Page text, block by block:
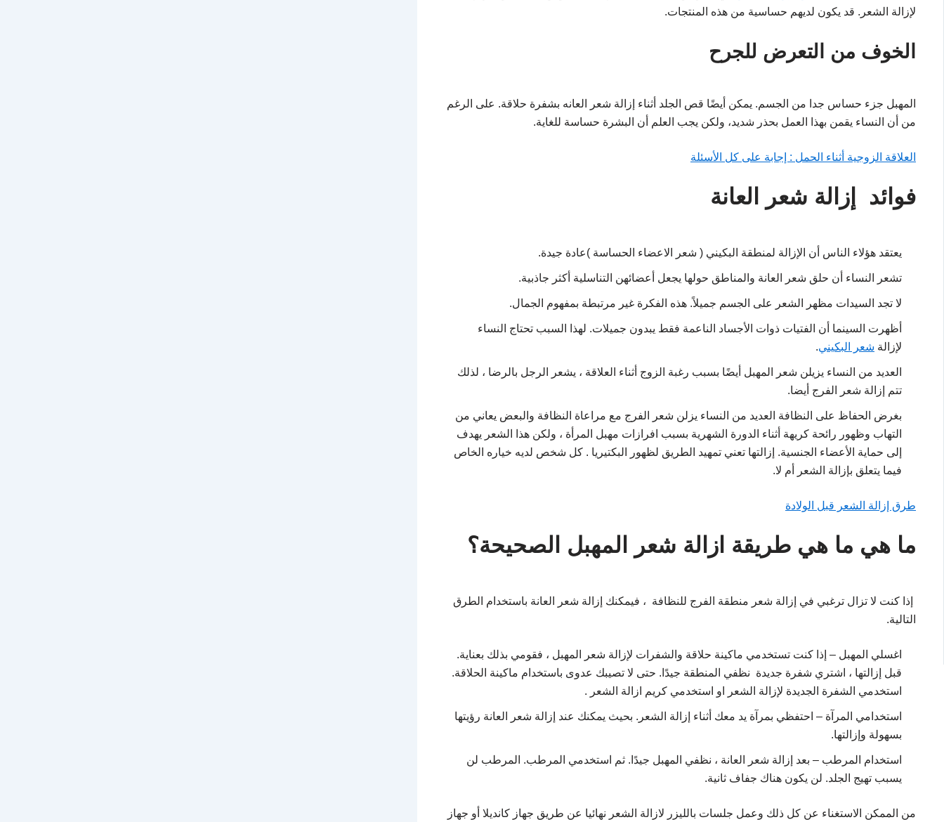
لإزالة الشعر. قد يكون لديهم حساسية من هذه المنتجات.
الخوف من التعرض للجرح
المهبل جزء حساس جدا من الجسم. يمكن أيضًا قص الجلد أثناء إزالة شعر العانه بشفرة حلاقة. على الرغم
من أن النساء يقمن بهذا العمل بحذر شديد، ولكن يجب العلم أن البشرة حساسة للغاية.
العلاقة الزوجية أثناء الحمل : إجابة على كل الأسئلة
فوائد إزالة شعر العانة
يعتقد هؤلاء الناس أن الإزالة لمنطقة البكيني ( شعر الاعضاء الحساسة )عادة جيدة.
تشعر النساء أن حلق شعر العانة والمناطق حولها يجعل أعضائهن التناسلية أكثر جاذبية.
لا تجد السيدات مظهر الشعر على الجسم جميلاً. هذه الفكرة غير مرتبطة بمفهوم الجمال.
أظهرت السينما أن الفتيات ذوات الأجساد الناعمة فقط يبدون جميلات. لهذا السبب تحتاج النساء
لإزالة شعر البكيني.
العديد من النساء يزيلن شعر المهبل أيضًا بسبب رغبة الزوج أثناء العلاقة ، يشعر الرجل بالرضا ، لذلك
تتم إزالة شعر الفرج أيضا.
بغرض الحفاظ على النظافة العديد من النساء يزلن شعر الفرج مع مراعاة النظافة والبعض يعاني من
التهاب وظهور رائحة كريهة أثناء الدورة الشهرية بسبب افرازات مهبل المرأة ، ولكن هذا الشعر يهدف
إلى حماية الأعضاء الجنسية. إزالتها تعني تمهيد الطريق لظهور البكتيريا . كل شخص لديه خياره الخاص
فيما يتعلق بإزالة الشعر أم لا.
طرق إزالة الشعر قبل الولادة
ما هي ما هي طريقة ازالة شعر المهبل الصحيحة؟
إذا كنت لا تزال ترغبي في إزالة شعر منطقة الفرج للنظافة ، فيمكنك إزالة شعر العانة باستخدام الطرق
التالية.
اغسلي المهبل – إذا كنت تستخدمي ماكينة حلاقة والشفرات لإزالة شعر المهبل ، فقومي بذلك بعناية.
قبل إزالتها ، اشتري شفرة جديدة نظفي المنطقة جيدًا. حتى لا تصيبك عدوى باستخدام ماكينة الحلاقة.
استخدمي الشفرة الجديدة لإزالة الشعر او استخدمي كريم ازالة الشعر .
استخدامي المرآة – احتفظي بمرآة يد معك أثناء إزالة الشعر. بحيث يمكنك عند إزالة شعر العانة رؤيتها
بسهولة وإزالتها.
استخدام المرطب – بعد إزالة شعر العانة ، نظفي المهبل جيدًا. ثم استخدمي المرطب. المرطب لن
يسبب تهيج الجلد. لن يكون هناك جفاف ثانية.
من الممكن الاستغناء عن كل ذلك وعمل جلسات بالليزر لازالة الشعر نهائيا عن طريق جهاز كانديلا أو جهاز